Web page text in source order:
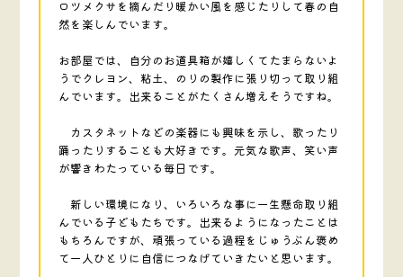
ロツメクサを摘んだり暖かい風を感じたりして春の自
然を楽しんでいます。
お部屋では、自分のお道具箱が嬉しくてたまらないよ
うでクレヨン、粘土、のりの製作に張り切って取り組
んでいます。出来ることがたくさん増えそうですね。
カスタネットなどの楽器にも興味を示し、歌ったり
踊ったりすることも大好きです。元気な歌声、笑い声
が響きわたっている毎日です。
新しい環境になり、いろいろな事に一生懸命取り組
んでいる子どもたちです。出来るようになったことは
もちろんですが、頑張っている過程をじゅうぶん褒め
て一人ひとりに自信につなげていきたいと思います。